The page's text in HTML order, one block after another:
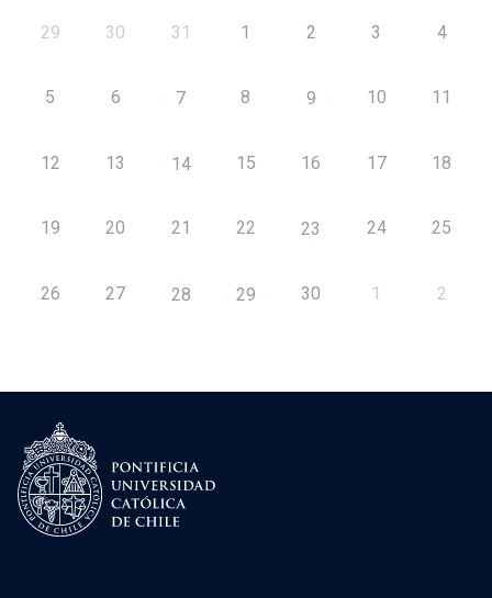
29 30 31 1 2 3 4
5 6 7 8 9 10 11
12 13 14 15 16 17 18
19 20 21 22 23 24 25
26 27 28 29 30 1 2